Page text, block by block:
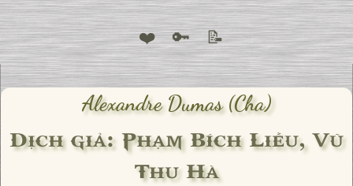
❤️ 🔑 📝
Alexandre Dumas (cha)
Dịch giả: Phạm Bích Liễu, Vũ
Thu Hà